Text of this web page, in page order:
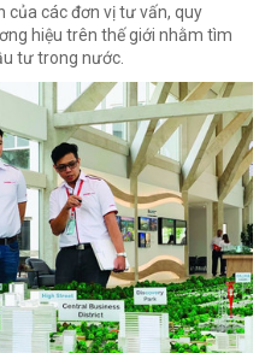
của các đơn vị tư vấn, quy
hiệu trên thế giới nhằm tìm
tư trong nước.